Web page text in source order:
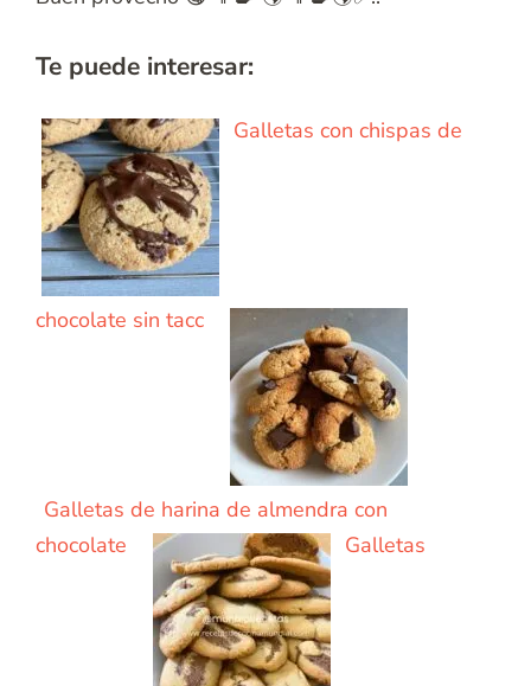
Te puede interesar:
Galletas con chispas de
chocolate sin tacc
Galletas de harina de almendra con
chocolate
Galletas